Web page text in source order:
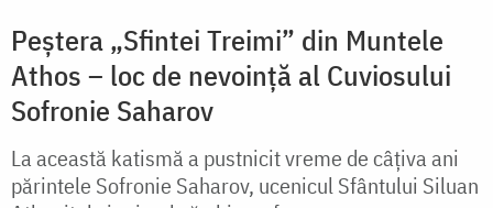
Peștera „Sfintei Treimi” din Muntele
Athos – loc de nevoință al Cuviosului
Sofronie Saharov
La această katismă a pustnicit vreme de câţiva ani
părintele Sofronie Saharov, ucenicul Sfântului Siluan